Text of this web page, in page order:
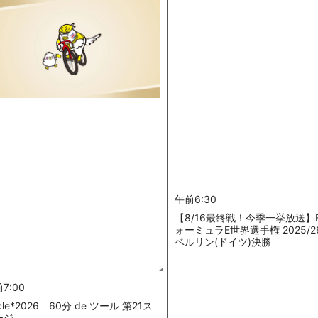
午前6:30
【8/16最終戦！今季一挙放送】
ォーミュラE世界選手権 2025/
ベルリン(ドイツ)決勝
7:00
60分 de ツール 第21ス